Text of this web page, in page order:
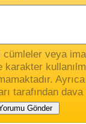
veya
karakter
tarafından